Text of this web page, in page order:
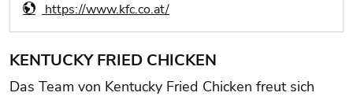
https://www.kfc.co.at/
KENTUCKY FRIED CHICKEN
Das Team von Kentucky Fried Chicken freut sich